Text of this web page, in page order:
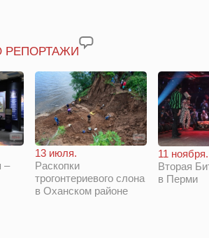
РЕПОРТАЖИ
–
13 июля.
Раскопки
трогонтериевого слона
в Оханском районе
11 ноября.
Вторая
в Перми